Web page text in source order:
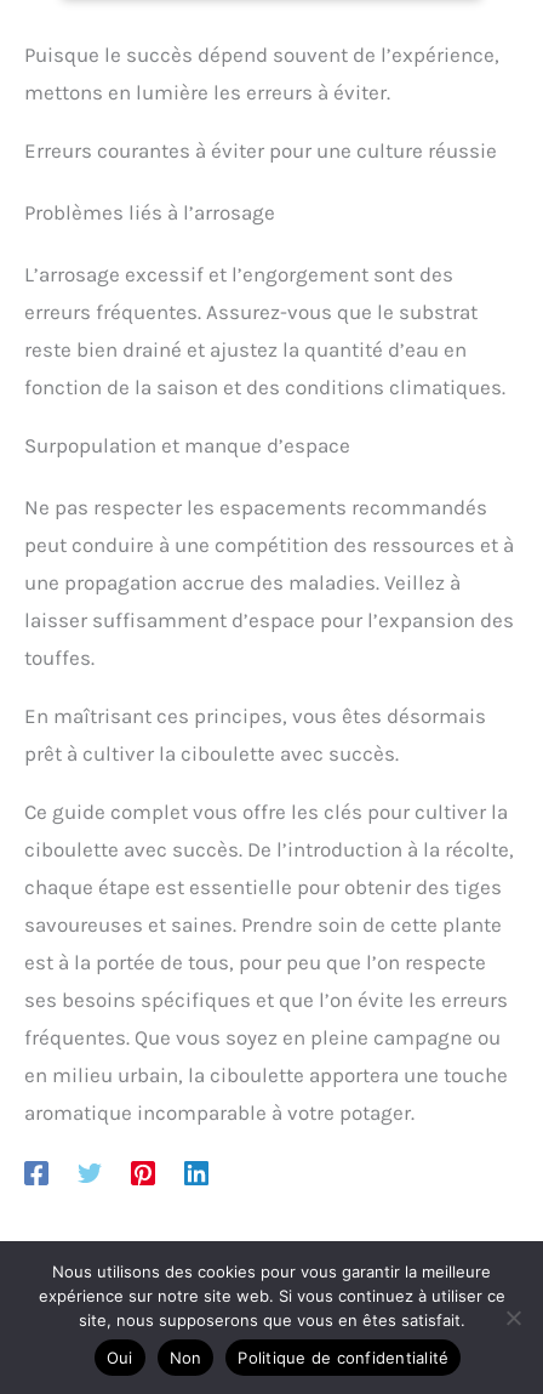
L'EMPLOI : Finie la préparation de bouillies
compliquées ! Ce format spray de 800 ml permet
une application directe, propre et rapide sans
minérale traditionnelle utilisable en Agriculture
efficacité professionnelle.
Puisque le succès dépend souvent de l’expérience,
mettons en lumière les erreurs à éviter.
Erreurs courantes à éviter pour une culture réussie
Problèmes liés à l’arrosage
L’arrosage excessif et l’engorgement sont des
erreurs fréquentes. Assurez-vous que le substrat
reste bien drainé et ajustez la quantité d’eau en
fonction de la saison et des conditions climatiques.
Surpopulation et manque d’espace
Ne pas respecter les espacements recommandés
peut conduire à une compétition des ressources et à
une propagation accrue des maladies. Veillez à
laisser suffisamment d’espace pour l’expansion des
touffes.
En maîtrisant ces principes, vous êtes désormais
prêt à cultiver la ciboulette avec succès.
Ce guide complet vous offre les clés pour cultiver la
ciboulette avec succès. De l’introduction à la récolte,
chaque étape est essentielle pour obtenir des tiges
savoureuses et saines. Prendre soin de cette plante
est à la portée de tous, pour peu que l’on respecte
ses besoins spécifiques et que l’on évite les erreurs
fréquentes. Que vous soyez en pleine campagne ou
en milieu urbain, la ciboulette apportera une touche
aromatique incomparable à votre potager.
Articles similaires
Nous utilisons des cookies pour vous garantir la meilleure
expérience sur notre site web. Si vous continuez à utiliser ce
site, nous supposerons que vous en êtes satisfait.
Oui
Non Politique de confidentialité